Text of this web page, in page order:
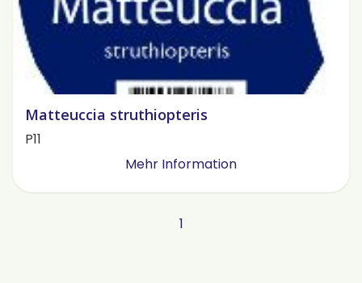
Matteuccia struthiopteris
P11
Mehr Information
1